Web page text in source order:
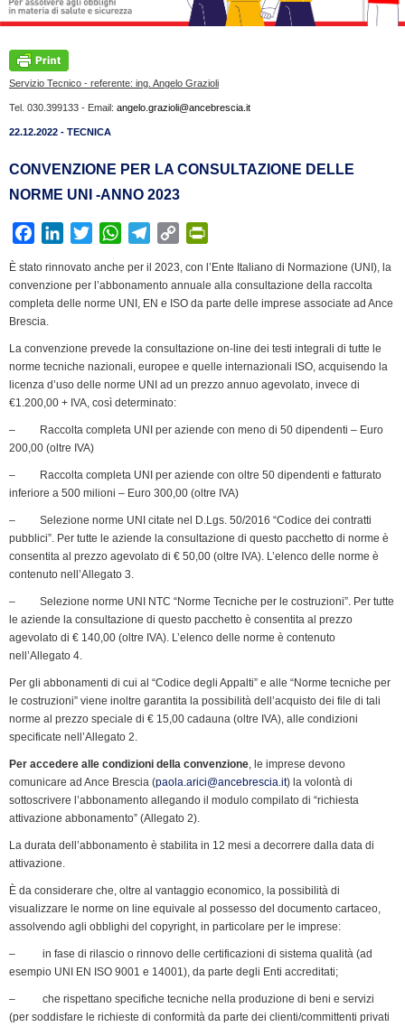
Servizio Tecnico - referente: ing. Angelo Grazioli
Tel. 030.399133 - Email: angelo.grazioli@ancebrescia.it
22.12.2022 - TECNICA
CONVENZIONE PER LA CONSULTAZIONE DELLE
NORME UNI -ANNO 2023
c
e
b
o
k
n
k
d
I
n
i
t
r
W
a
t
A
p
p
l
e
a
m
C
p
y
i
n
k
n
r
i
n
l
y
È stato rinnovato anche per il 2023, con l’Ente Italiano di Normazione (UNI), la
convenzione per l’abbonamento annuale alla consultazione della raccolta
completa delle norme UNI, EN e ISO da parte delle imprese associate ad Ance
Brescia.
La convenzione prevede la consultazione on-line dei testi integrali di tutte le
norme tecniche nazionali, europee e quelle internazionali ISO, acquisendo la
licenza d’uso delle norme UNI ad un prezzo annuo agevolato, invece di
€1.200,00 + IVA, così determinato:
– Raccolta completa UNI per aziende con meno di 50 dipendenti – Euro
200,00 (oltre IVA)
– Raccolta completa UNI per aziende con oltre 50 dipendenti e fatturato
inferiore a 500 milioni – Euro 300,00 (oltre IVA)
– Selezione norme UNI citate nel D.Lgs. 50/2016 “Codice dei contratti
pubblici”. Per tutte le aziende la consultazione di questo pacchetto di norme è
consentita al prezzo agevolato di € 50,00 (oltre IVA). L’elenco delle norme è
contenuto nell’Allegato 3.
– Selezione norme UNI NTC “Norme Tecniche per le costruzioni”. Per tutte
le aziende la consultazione di questo pacchetto è consentita al prezzo
agevolato di € 140,00 (oltre IVA). L’elenco delle norme è contenuto
nell’Allegato 4.
Per gli abbonamenti di cui al “Codice degli Appalti” e alle “Norme tecniche per
le costruzioni” viene inoltre garantita la possibilità dell’acquisto dei file di tali
norme al prezzo speciale di € 15,00 cadauna (oltre IVA), alle condizioni
specificate nell’Allegato 2.
Per accedere alle condizioni della convenzione, le imprese devono
comunicare ad Ance Brescia (paola.arici@ancebrescia.it) la volontà di
sottoscrivere l’abbonamento allegando il modulo compilato di “richiesta
attivazione abbonamento” (Allegato 2).
La durata dell’abbonamento è stabilita in 12 mesi a decorrere dalla data di
attivazione.
È da considerare che, oltre al vantaggio economico, la possibilità di
visualizzare le norme on line equivale al possesso del documento cartaceo,
assolvendo agli obblighi del copyright, in particolare per le imprese:
– in fase di rilascio o rinnovo delle certificazioni di sistema qualità (ad
esempio UNI EN ISO 9001 e 14001), da parte degli Enti accreditati;
– che rispettano specifiche tecniche nella produzione di beni e servizi
(per soddisfare le richieste di conformità da parte dei clienti/committenti privati